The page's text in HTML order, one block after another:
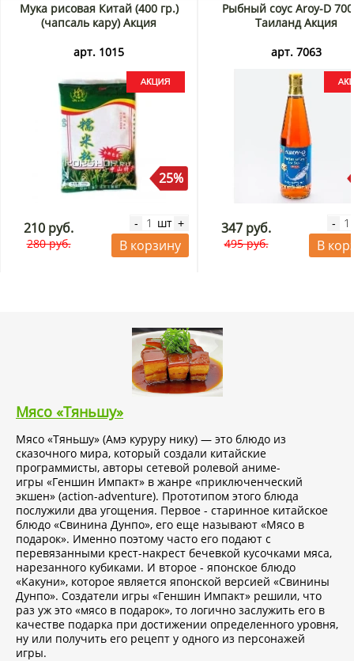
Мука рисовая Китай (400 гр.)
(чапсаль кару) Акция
арт. 1015
25%
210 руб.
280 руб.
- шт +
В корзину
Рыбный соус Aroy-D
Таиланд Акция
арт. 7063
347 руб.
495 руб.
-
В
Мясо «Тяньшу»
Мясо «Тяньшу» (Амэ куруру нику) — это блюдо из
сказочного мира, который создали китайские
программисты, авторы сетевой ролевой аниме-
игры «Геншин Импакт» в жанре «приключенческий
экшен» (action-adventure). Прототипом этого блюда
послужили два угощения. Первое - старинное китайское
блюдо «Свинина Дунпо», его еще называют «Мясо в
подарок». Именно поэтому часто его подают с
перевязанными крест-накрест бечевкой кусочками мяса,
нарезанного кубиками. И второе - японское блюдо
«Какуни», которое является японской версией «Свинины
Дунпо». Создатели игры «Геншин Импакт» решили, что
раз уж это «мясо в подарок», то логично заслужить его в
качестве подарка при достижении определенного уровня,
ну или получить его рецепт у одного из персонажей
игры.